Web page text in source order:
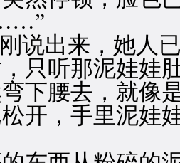
出来，她人
听那泥娃娃肚
下腰去，就像
，手里泥娃娃